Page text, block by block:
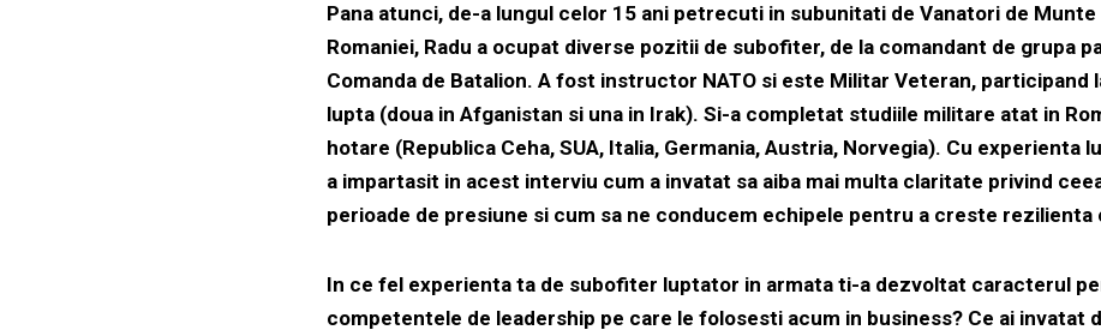
Pana atunci, de-a lungul celor 15 ani petrecuti in subunitati de Vanatori de
Romaniei, Radu a ocupat diverse pozitii de subofiter, de la comandant de grupa
Comanda de Batalion. A fost instructor NATO si este Militar Veteran, participand
lupta (doua in Afganistan si una in Irak). Si-a completat studiile militare atat in
hotare (Republica Ceha, SUA, Italia, Germania, Austria, Norvegia). Cu experienta
a impartasit in acest interviu cum a invatat sa aiba mai multa claritate privind
perioade de presiune si cum sa ne conducem echipele pentru a creste rezilienta
In ce fel experienta ta de subofiter luptator in armata ti-a dezvoltat caracterul
competentele de leadership pe care le folosesti acum in business? Ce ai invatat